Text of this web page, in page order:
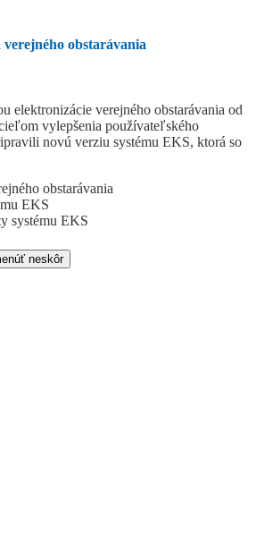
obstarávania
elektronizácie verejného obstarávania od
vylepšenia používateľského
novú verziu systému EKS, ktorá so
obstarávania
EKS
systému EKS
neskôr